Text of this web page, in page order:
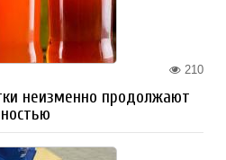
210
неизменно продолжают